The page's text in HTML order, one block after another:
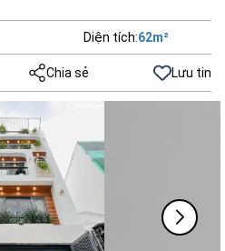
Diện tích:62m²
Chia sẻ Lưu tin